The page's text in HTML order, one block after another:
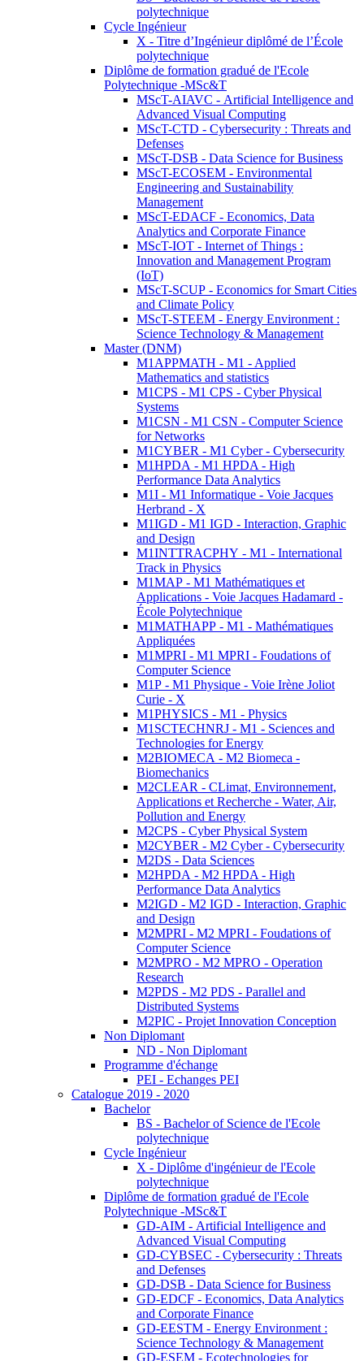
polytechnique
Cycle Ingénieur
X - Titre d’Ingénieur diplômé de l’École
polytechnique
Diplôme de formation gradué de l'Ecole
Polytechnique -MSc&T
MScT-AIAVC - Artificial Intelligence and
Advanced Visual Computing
MScT-CTD - Cybersecurity : Threats and
Defenses
MScT-DSB - Data Science for Business
MScT-ECOSEM - Environmental
Engineering and Sustainability
Management
MScT-EDACF - Economics, Data
Analytics and Corporate Finance
MScT-IOT - Internet of Things :
Innovation and Management Program
(IoT)
MScT-SCUP - Economics for Smart Cities
and Climate Policy
MScT-STEEM - Energy Environment :
Science Technology & Management
Master (DNM)
M1APPMATH - M1 - Applied
Mathematics and statistics
M1CPS - M1 CPS - Cyber Physical
Systems
M1CSN - M1 CSN - Computer Science
for Networks
M1CYBER - M1 Cyber - Cybersecurity
M1HPDA - M1 HPDA - High
Performance Data Analytics
M1I - M1 Informatique - Voie Jacques
Herbrand - X
M1IGD - M1 IGD - Interaction, Graphic
and Design
M1INTTRACPHY - M1 - International
Track in Physics
M1MAP - M1 Mathématiques et
Applications - Voie Jacques Hadamard -
École Polytechnique
M1MATHAPP - M1 - Mathématiques
Appliquées
M1MPRI - M1 MPRI - Foudations of
Computer Science
M1P - M1 Physique - Voie Irène Joliot
Curie - X
M1PHYSICS - M1 - Physics
M1SCTECHNRJ - M1 - Sciences and
Technologies for Energy
M2BIOMECA - M2 Biomeca -
Biomechanics
M2CLEAR - CLimat, Environnement,
Applications et Recherche - Water, Air,
Pollution and Energy
M2CPS - Cyber Physical System
M2CYBER - M2 Cyber - Cybersecurity
M2DS - Data Sciences
M2HPDA - M2 HPDA - High
Performance Data Analytics
M2IGD - M2 IGD - Interaction, Graphic
and Design
M2MPRI - M2 MPRI - Foudations of
Computer Science
M2MPRO - M2 MPRO - Operation
Research
M2PDS - M2 PDS - Parallel and
Distributed Systems
M2PIC - Projet Innovation Conception
Non Diplomant
ND - Non Diplomant
Programme d'échange
PEI - Echanges PEI
Catalogue 2019 - 2020
Bachelor
BS - Bachelor of Science de l'Ecole
polytechnique
Cycle Ingénieur
X - Diplôme d'ingénieur de l'Ecole
polytechnique
Diplôme de formation gradué de l'Ecole
Polytechnique -MSc&T
GD-AIM - Artificial Intelligence and
Advanced Visual Computing
GD-CYBSEC - Cybersecurity : Threats
and Defenses
GD-DSB - Data Science for Business
GD-EDCF - Economics, Data Analytics
and Corporate Finance
GD-EESTM - Energy Environment :
Science Technology & Management
GD-ESEM - Ecotechnologies for